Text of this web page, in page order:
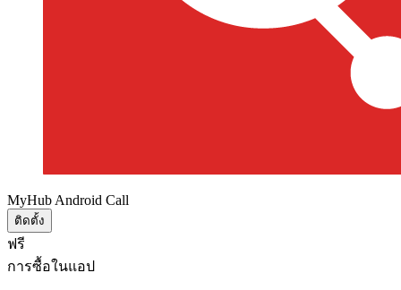
MyHub Android Call
ติดตั้ง
ฟรี
การซื้อในแอป